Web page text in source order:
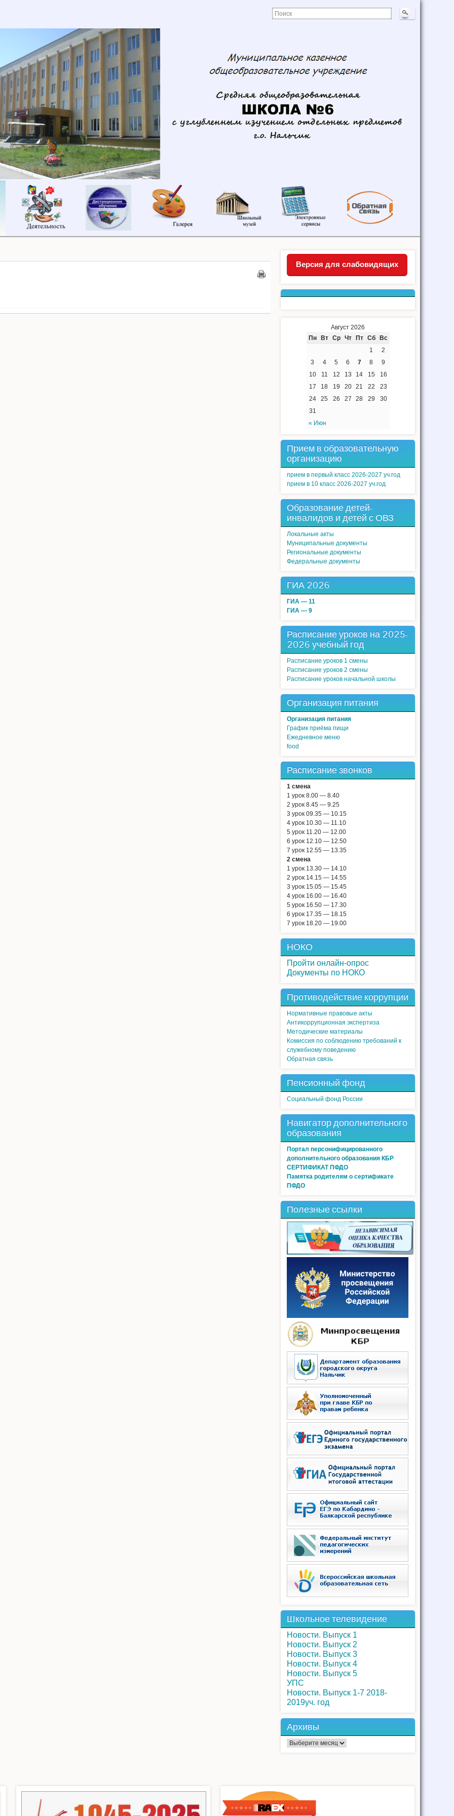
Сведения
образовательной
организации
Деятельность
Дистанционное
обучение
Школьный
музей
сервисы
Версия для слабовидящих
Август 2026
Пн
Вт Ср Чт Пт Сб Вс
« Июн
1
2
3
4 5 6 7 8
9
10
11 12 13 14 15
16
17
18 19 20 21 22
23
24
25 26 27 28 29
30
31
Прием в образовательную
организацию
прием в первый класс 2026-2027 уч.год
прием в 10 класс 2026-2027 уч.год
Образование детей-
инвалидов и детей с ОВЗ
Локальные акты
Муниципальные документы
Региональные документы
Федеральные документы
ГИА 2026
ГИА — 11
ГИА — 9
Расписание уроков на 2025-
2026 учебный год
Расписание уроков 1 смены
Расписание уроков 2 смены
Расписание уроков начальной школы
Организация питания
Организация питания
График приёма пищи
Ежедневное меню
food
Расписание звонков
1 смена
1 урок 8.00 — 8.40
2 урок 8.45 — 9.25
3 урок 09.35 — 10.15
4 урок 10.30 — 11.10
5 урок 11.20 — 12.00
6 урок 12.10 — 12.50
7 урок 12.55 — 13.35
2 смена
1 урок 13.30 — 14.10
2 урок 14.15 — 14.55
3 урок 15.05 — 15.45
4 урок 16.00 — 16.40
5 урок 16.50 — 17.30
6 урок 17.35 — 18.15
7 урок 18.20 — 19.00
НОКО
Пройти онлайн-опрос
Документы по НОКО
Противодействие коррупции
Нормативные правовые акты
Антикоррупционная экспертиза
Методические материалы
Комиссия по соблюдению требований к
служебному поведению
Обратная связь
Пенсионный фонд
Социальный фонд России
Навигатор дополнительного
образования
Портал персонифицированного
дополнительного образования КБР
СЕРТИФИКАТ ПФДО
Памятка родителям о сертификате
ПФДО
Полезные ссылки
Школьное телевидение
Новости. Выпуск 1
Новости. Выпуск 2
Новости. Выпуск 3
Новости. Выпуск 4
Новости. Выпуск 5
УПС
Новости. Выпуск 1-7 2018-
2019уч. год
Архивы
Архивы